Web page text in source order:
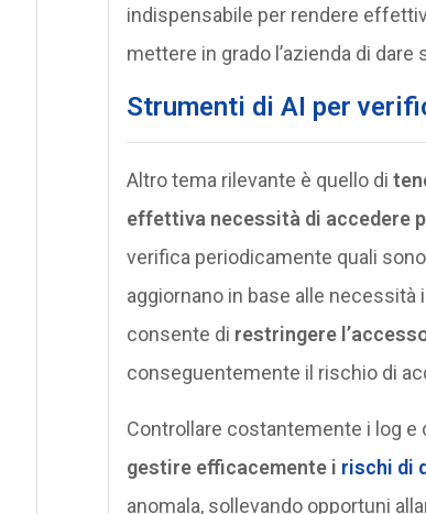
indispensabile per rendere
mettere in grado l’azienda di
Strumenti di AI per
Altro tema rilevante è quello di
effettiva necessità di accedere
verifica periodicamente quali
aggiornano in base alle
consente di restringere
conseguentemente il rischio di
Controllare costantemente i log
gestire efficacemente i rischi di
anomala, sollevando opportuni